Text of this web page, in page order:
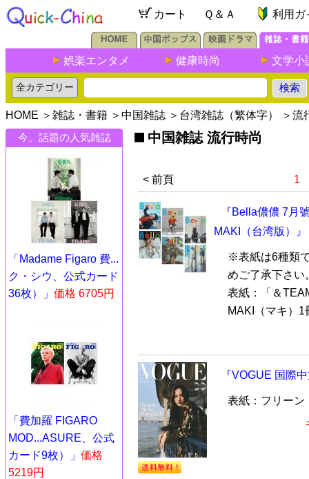
カート Ｑ＆Ａ 利用ガ
娯楽エンタメ 健康時尚 文学小
HOME ＞ 雑誌・書籍 ＞ 中国雑誌 ＞ 台湾雑誌（繁体字） ＞ 流
今、話題の人気雑誌
「Madame Figaro 費...
ク・シウ、公式カード
36枚）」 価格 6705円
「費加羅 FIGARO
MOD...ASURE、公式
カード9枚）」 価格
5219円
中国雑誌 流行時尚
< 前頁 1
『Bella儂儂 7月
MAKI（台湾版）』
※表紙は6種類
めご了承下さい
表紙：「＆
MAKI（マキ）1
『VOGUE 国際
表紙：フリーン